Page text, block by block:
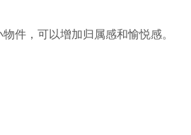
件，可以增加归属感和愉悦感。